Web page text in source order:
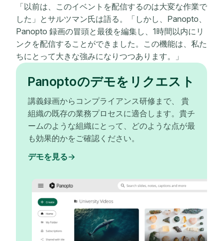
「以前は、このイベントを配信するのは大変な作業で
した」とサルツマン氏は語る。「しかし、Panopto、
Panopto 録画の冒頭と最後を編集し、1時間以内にリ
ンクを配信することができました。この機能は、私た
ちにとって大きな強みになりつつあります。」
Panoptoのデモをリクエスト
講義録画からコンプライアンス研修まで、 貴
組織の既存の業務プロセスに適合します。貴チ
ームのような組織にとって、どのような点が最
も効果的かをご確認ください。
デモを見る